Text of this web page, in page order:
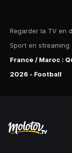
Regarder la TV en
Sport en streaming
France / Maroc :
2026 - Football